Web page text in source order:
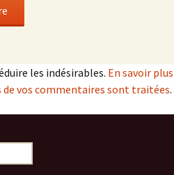
les indésirables. En savoir plus
vos commentaires sont traitées.